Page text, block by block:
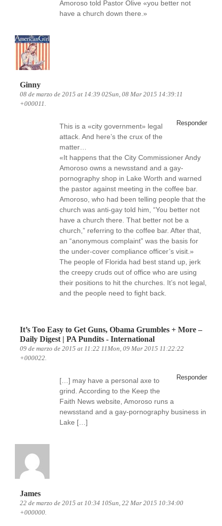
Amoroso told Pastor Olive «you better not
have a church down there.»
Ginny
08 de marzo de 2015 at 14:39 02Sun, 08 Mar 2015 14:39:11
+000011.
Responder
This is a «city government» legal
attack. And here’s the crux of the
matter…
«It happens that the City Commissioner Andy
Amoroso owns a newsstand and a gay-
pornography shop in Lake Worth and warned
the pastor against meeting in the coffee bar.
Amoroso, who had been telling people that the
church was anti-gay told him, “You better not
have a church there. That better not be a
church,” referring to the coffee bar. After that,
an “anonymous complaint” was the basis for
the under-cover compliance officer’s visit.»
The people of Florida had best stand up, jerk
the creepy cruds out of office who are using
their positions to hit the churches. It’s not legal,
and the people need to fight back.
It’s Too Easy to Get Guns, Obama Grumbles + More –
Daily Digest | PA Pundits - International
09 de marzo de 2015 at 11:22 11Mon, 09 Mar 2015 11:22:22
+000022.
Responder
[…] may have a personal axe to
grind. According to the Keep the
Faith News website, Amoroso runs a
newsstand and a gay-pornography business in
Lake […]
James
22 de marzo de 2015 at 10:34 10Sun, 22 Mar 2015 10:34:00
+000000.